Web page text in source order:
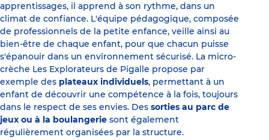
apprentissages, il apprend à son rythme, dans un
climat de confiance. L'équipe pédagogique, composée
de professionnels de la petite enfance, veille ainsi au
bien-être de chaque enfant, pour que chacun puisse
s'épanouir dans un environnement sécurisé. La micro-
crèche Les Explorateurs de Pigalle propose par
exemple des plateaux individuels, permettant à un
enfant de découvrir une compétence à la fois, toujours
dans le respect de ses envies. Des sorties au parc de
jeux ou à la boulangerie sont également
régulièrement organisées par la structure.